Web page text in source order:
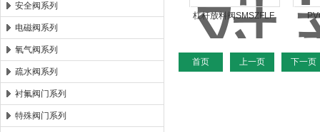
安全阀系列
电磁阀系列
氧气阀系列
疏水阀系列
衬氟阀门系列
特殊阀门系列
杠杆放料阀SMSZFLF
首页 上一页 下一页